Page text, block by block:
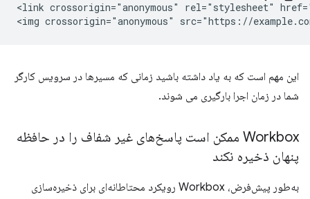
<link crossorigin="anonymous" rel="stylesheet"
این مهم است که به یاد داشته باشید زمانی که مسیرها در سرویس کارگر
شما در زمان اجرا بارگیری می شوند.
Workbox ممکن است پاسخ‌های غیر شفاف را در حافظه
پنهان ذخیره نکند
به‌طور پیش‌فرض، Workbox رویکرد محتاطانه‌ای برای ذخیره‌سازی